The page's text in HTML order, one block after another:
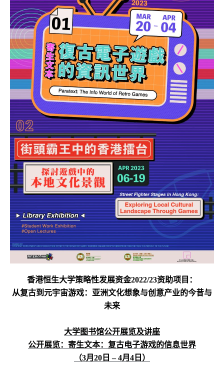
香港恒生大学策略性发展资金2022/23资助项目：
从复古到元宇宙游戏：亚洲文化想象与创意产业的今昔与
未来
大学图书馆公开展览及讲座
公开展览：寄生文本：复古电子游戏的信息世界
（3月 20 日 – 4月 4 日）